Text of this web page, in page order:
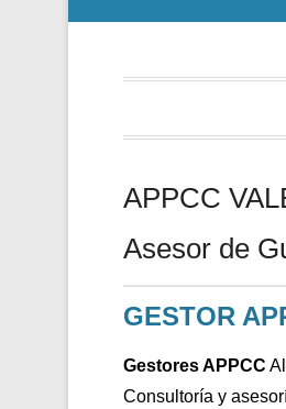
APPCC
Asesor de
GESTOR
Gestores APPCC
Consultoría y